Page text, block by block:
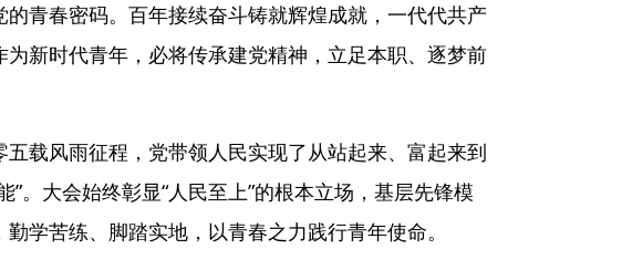
青春密码。百年接续奋斗铸就辉煌成就，一代代共产
新时代青年，必将传承建党精神，立足本职、逐梦前
载风雨征程，党带领人民实现了从站起来、富起来到
。大会始终彰显“人民至上”的根本立场，基层先锋模
学苦练、脚踏实地，以青春之力践行青年使命。